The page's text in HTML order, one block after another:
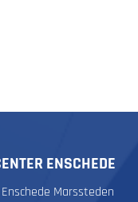
ENSCHEDE
Marssteden